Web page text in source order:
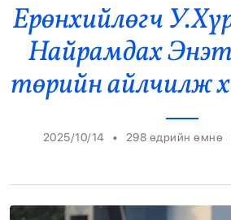
Нийтлэлчийн
Эрүүл Мэнд
Орон Нутаг
Спорт
Ерөнхийлөгч
Найрамдах
төрийн айлчилж
2025/10/14 • 298 өдрийн өмнө